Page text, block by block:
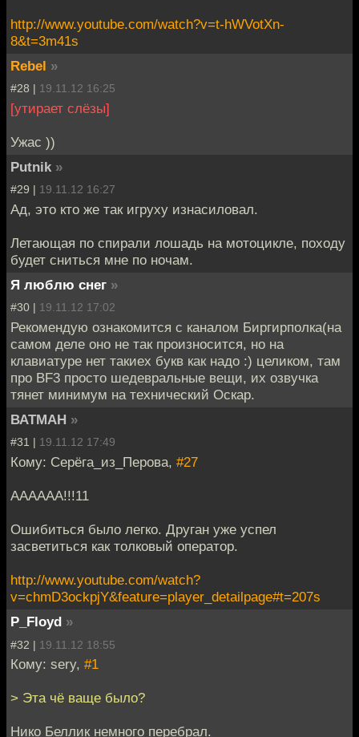
http://www.youtube.com/watch?v=t-hWVotXn-
8&t=3m41s
Rebel »
#28 | 19.11.12 16:25
[утирает слёзы]
Ужас ))
Putnik »
#29 | 19.11.12 16:27
Ад, это кто же так игруху изнасиловал.
Летающая по спирали лошадь на мотоцикле, походу
будет сниться мне по ночам.
Я люблю снег »
#30 | 19.11.12 17:02
Рекомендую ознакомится с каналом Биргирполка(на
самом деле оно не так произносится, но на
клавиатуре нет такиех букв как надо :) целиком, там
про BF3 просто шедевральные вещи, их озвучка
тянет минимум на технический Оскар.
ВАТМАН »
#31 | 19.11.12 17:49
Кому: Серёга_из_Перова, #27
АААААА!!!11
Ошибиться было легко. Друган уже успел
засветиться как толковый оператор.
http://www.youtube.com/watch?
v=chmD3ockpjY&feature=player_detailpage#t=207s
P_Floyd »
#32 | 19.11.12 18:55
Кому: sery, #1
> Эта чё ваще было?
Нико Беллик немного перебрал.